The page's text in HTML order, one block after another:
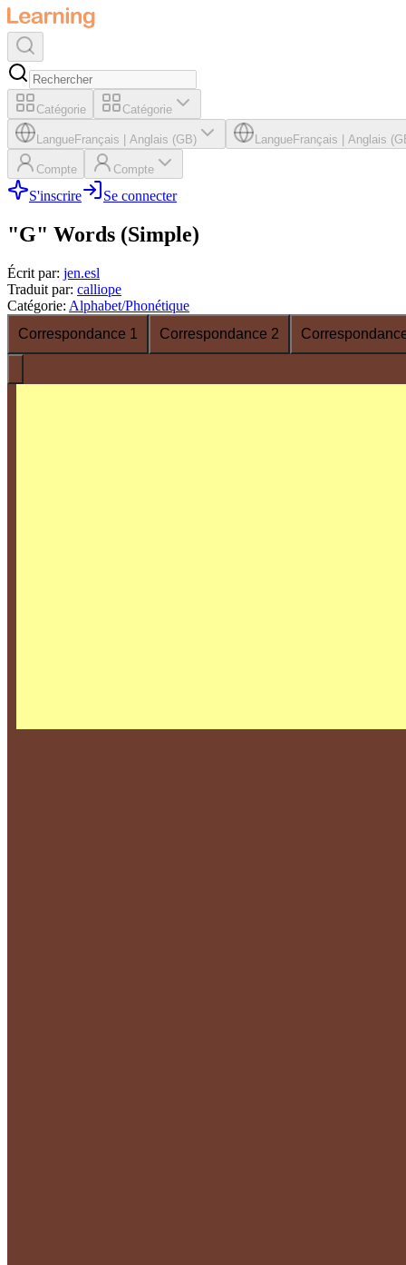
Catégorie Catégorie
LangueFrançais Anglais (GB) LangueFrançais Anglais
Compte Compte
S'inscrire Se connecter
"G" Words (Simple)
Écrit par: jen.esl
Traduit par: calliope
Catégorie: Alphabet/Phonétique
Correspondance 1
Correspondance 2